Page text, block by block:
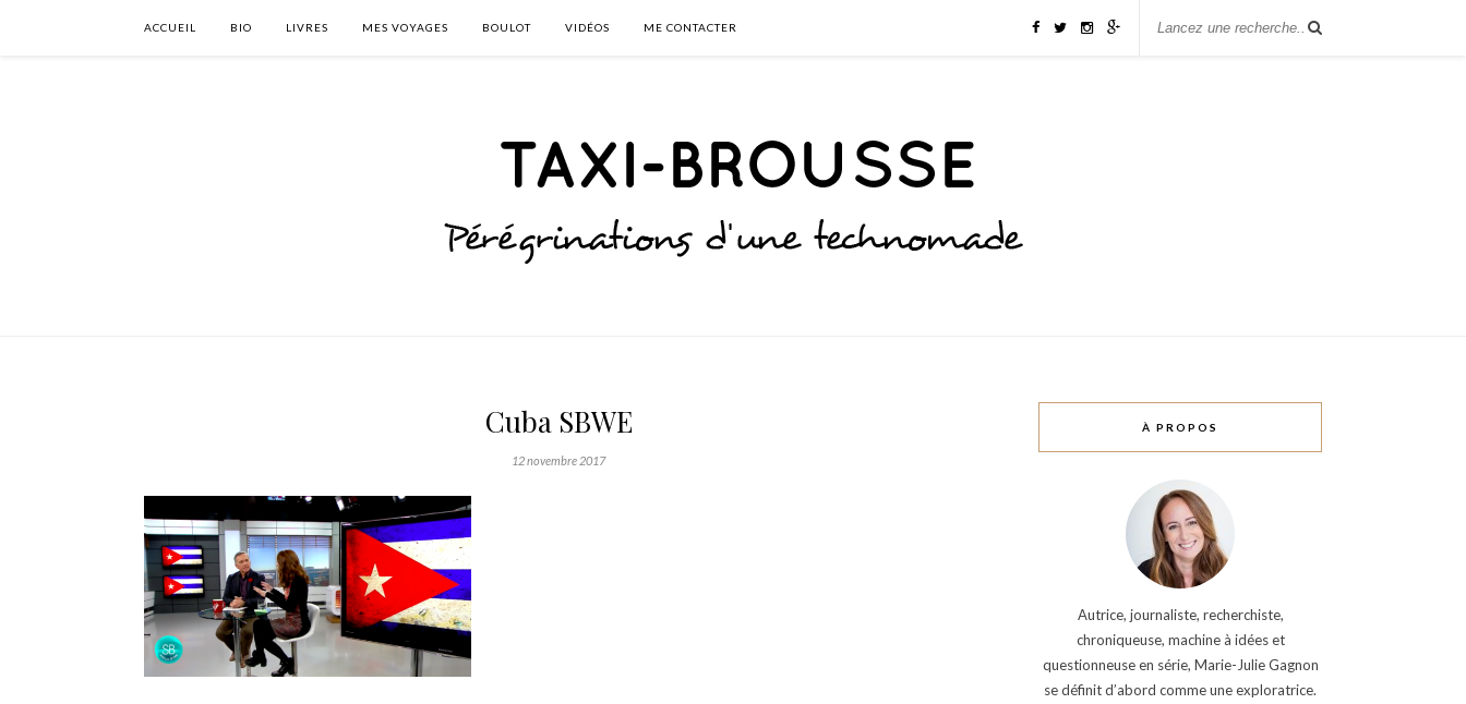
ACCUEIL BIO LIVRES MES VOYAGES BOULOT VIDÉOS ME CONTACTER
Cuba SBWE
12 novembre 2017
À PROPOS
Autrice, journaliste, recherchiste,
chroniqueuse, machine à idées et
questionneuse en série, Marie-Julie Gagnon
se définit d’abord comme une exploratrice.